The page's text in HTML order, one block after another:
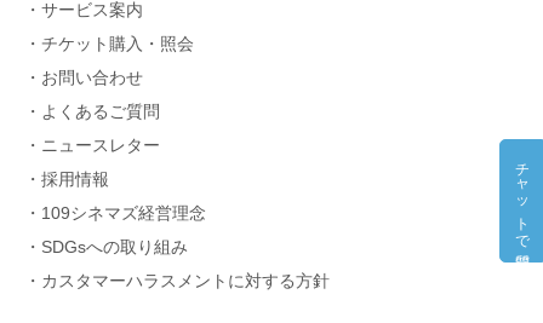
サービス案内
チケット購入・照会
お問い合わせ
よくあるご質問
ニュースレター
採用情報
109シネマズ経営理念
SDGsへの取り組み
カスタマーハラスメントに対する方針
チャットで質問